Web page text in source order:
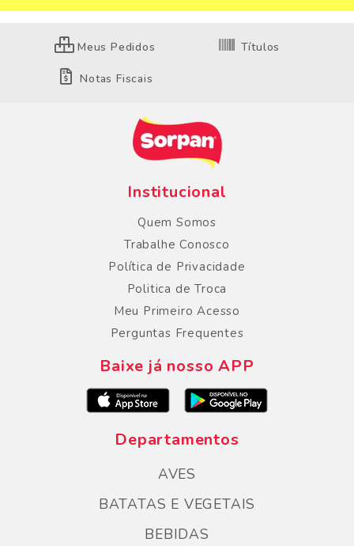
Meus Pedidos Títulos
Notas Fiscais
Institucional
Quem Somos
Trabalhe Conosco
Política de Privacidade
Politica de Troca
Meu Primeiro Acesso
Perguntas Frequentes
Baixe já nosso APP
Departamentos
AVES
BATATAS E VEGETAIS
BEBIDAS